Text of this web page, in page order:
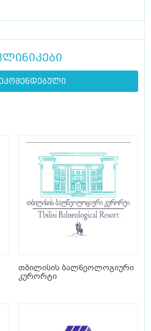
თბილისის ბალნეოლოგიური
კურორტი